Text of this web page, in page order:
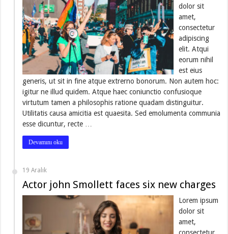
dolor sit
amet,
consectetur
adipiscing
elit. Atqui
eorum nihil
est eius
generis, ut sit in fine atque extrerno bonorum. Non autem hoc:
igitur ne illud quidem. Atque haec coniunctio confusioque
virtutum tamen a philosophis ratione quadam distinguitur.
Utilitatis causa amicitia est quaesita. Sed emolumenta communia
esse dicuntur, recte …
Devamını oku
19 Aralık
Actor john Smollett faces six new charges
Lorem ipsum
dolor sit
amet,